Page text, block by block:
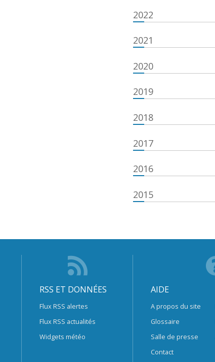
2022
2021
2020
2019
2018
2017
2016
2015
RSS ET DONNÉES
Flux RSS alertes
Flux RSS actualités
Widgets météo
AIDE
A propos du site
Glossaire
Salle de presse
Contact